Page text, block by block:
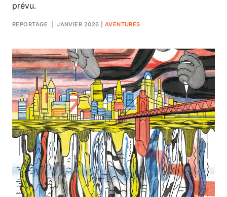
prévu.
REPORTAGE | JANVIER 2026 AVENTURES